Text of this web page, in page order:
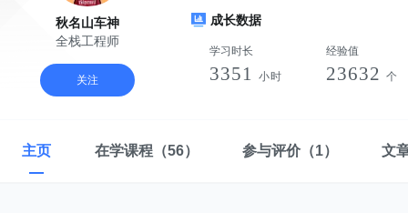
秋名山车神
全栈工程师
关注
成长数据
学习时长
3351 小时
经验值
23632 个
主页 在学课程 （56） 参与评价（1） 文